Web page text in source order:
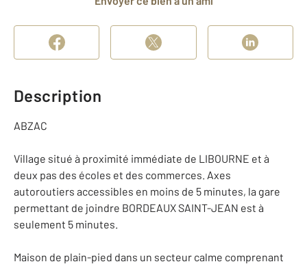
Description
ABZAC
Village situé à proximité immédiate de LIBOURNE et à
deux pas des écoles et des commerces. Axes
autoroutiers accessibles en moins de 5 minutes, la gare
permettant de joindre BORDEAUX SAINT-JEAN est à
seulement 5 minutes.
Maison de plain-pied dans un secteur calme comprenant